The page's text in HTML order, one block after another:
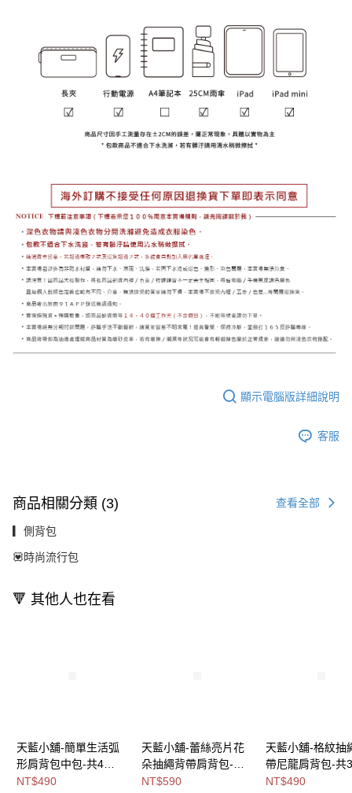
顯示電腦版詳細說明
客服
商品相關分類 (3) 查看全部
▎側背包
💟時尚流行包
🔻 其他人也在看
天藍小舖-簡單生活弧
形肩背包中包-共4
色-$490【A15153164
NT$490
天藍小舖-蕾絲亮片花
朵抽繩背帶肩背包-共3
色-$590【A15153262
NT$590
天藍小舖-格紋抽
帶尼龍肩背包-共3
色-$490【
NT$490